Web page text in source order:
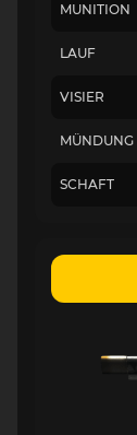
MUNITION
LAUF
VISIER
MÜNDUNG
SCHAFT